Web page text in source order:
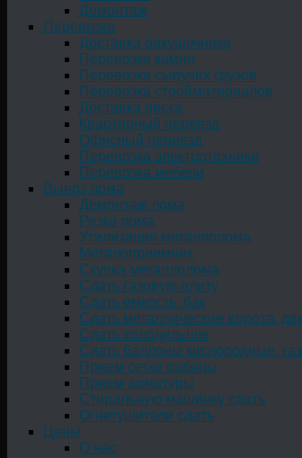
Демонтаж
Перевозка
Доставка ракушечника
Перевозка камня
Перевозка сыпучих грузов
Перевозка стройматериалов
Доставка песка
Квартирный переезд
Офисный переезд
Перевозка электротехники
Перевозка мебели
Вывоз лома
Демонтаж лома
Резка лома
Утилизация металлолома
Металоприемник
Скупка металлолома
Сдать газовую плиту
Сдать емкость, бак
Cдать металлические ворота,
Сдать холодильник
Сдать баллоны кислородные,
Прием сетки рабицы
Прием арматуры
Стиральную машинку сдать
Огнетушители сдать
Цены
О нас